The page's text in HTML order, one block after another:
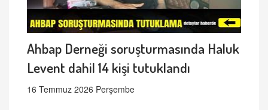
Ahbap Derneği soruşturmasında Haluk
Levent dahil 14 kişi tutuklandı
16 Temmuz 2026 Perşembe